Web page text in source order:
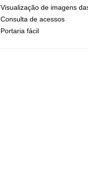
Visualização de imagens
Consulta de acessos
Portaria fácil